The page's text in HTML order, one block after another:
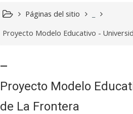
Páginas del sitio
Proyecto Modelo Educativo -
Proyecto Modelo
de La Frontera